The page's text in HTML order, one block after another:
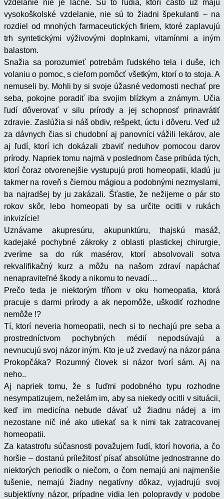
vzdelanie nie je lacné. Sú to ľudia, ktorí často už majú
vysokoškolské vzdelanie, nie sú to žiadni špekulanti – na
rozdiel od mnohých farmaceutických firiem, ktoré zaplavujú
trh syntetickými výživovými doplnkami, vitamínmi a iným
balastom.
Snažia sa porozumieť potrebám ľudského tela i duše, ich
volaniu o pomoc, s cieľom pomôcť všetkým, ktorí o to stoja. A
nemuseli by. Mohli by si svoje úžasné vedomosti nechať pre
seba, pokojne poradiť iba svojim blízkym a známym. Učia
ľudí dôverovať v silu prírody a jej schopnosť prinavrátiť
zdravie. Zaslúžia si náš obdiv, rešpekt, úctu i dôveru. Veď už
za dávnych čias si chudobní aj panovníci vážili lekárov, ale
aj ľudí, ktorí ich dokázali zbaviť neduhov pomocou darov
prírody. Napriek tomu najmä v poslednom čase pribúda tých,
ktorí čoraz otvorenejšie vystupujú proti homeopatii, kladú ju
takmer na roveň s čiernou mágiou a podobnými nezmyslami,
ba najradšej by ju zakázali. Šťastie, že nežijeme o pár sto
rokov skôr, lebo homeopati by sa určite ocitli v rukách
inkvizície!
Uznávame akupresúru, akupunktúru, thajskú masáž,
kadejaké pochybné zákroky z oblasti plastickej chirurgie,
zveríme sa do rúk masérov, ktorí absolvovali sotva
rekvalifikačný kurz a môžu na našom zdraví napáchať
nenapraviteľné škody a nikomu to nevadí…
Prečo teda je niektorým tŕňom v oku homeopatia, ktorá
pracuje s darmi prírody a ak nepomôže, uškodiť rozhodne
nemôže !?
Tí, ktorí neveria homeopatii, nech si to nechajú pre seba a
prostredníctvom pochybných médií nepodsúvajú a
nevnucujú svoj názor iným. Kto je už zvedavý na názor pána
Prokopčáka? Rozumný človek si názor tvorí sám. Aj na
neho..
Aj napriek tomu, že s ľuďmi podobného typu rozhodne
nesympatizujem, neželám im, aby sa niekedy ocitli v situácii,
keď im medicína nebude dávať už žiadnu nádej a im
nezostane nič iné ako utiekať sa k nimi tak zatracovanej
homeopatii.
Za katastrofu súčasnosti považujem ľudí, ktorí hovoria, a čo
horšie – dostanú príležitosť písať absolútne jednostranne do
niektorých periodík o niečom, o čom nemajú ani najmenšie
tušenie, nemajú žiadny negatívny dôkaz, vyjadrujú svoj
subjektívny názor, prípadne vidia len polopravdy v podobe